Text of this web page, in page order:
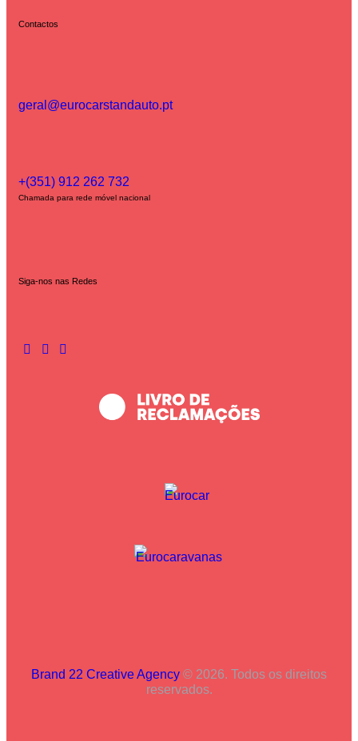
Contactos
geral@eurocarstandauto.pt
+(351) 912 262 732
Chamada para rede móvel nacional
Siga-nos nas Redes
Brand 22 Creative Agency © 2026. Todos os direitos
reservados.